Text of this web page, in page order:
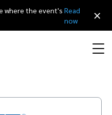
where the event's Read
now
×